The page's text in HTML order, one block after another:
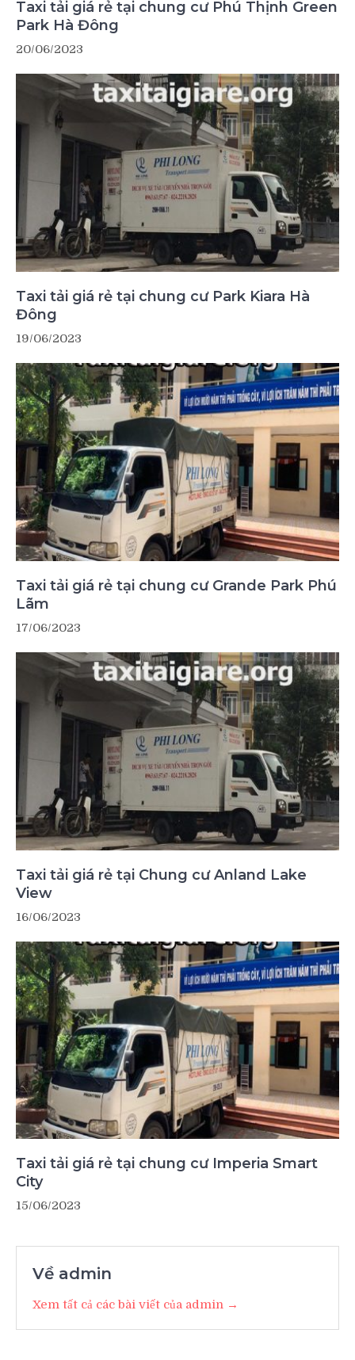
Taxi tải giá rẻ tại chung cư Phú Thịnh Green
Park Hà Đông
20/06/2023
Taxi tải giá rẻ tại chung cư Park Kiara Hà
Đông
19/06/2023
Taxi tải giá rẻ tại chung cư Grande Park Phú
Lãm
17/06/2023
Taxi tải giá rẻ tại Chung cư Anland Lake
View
16/06/2023
Taxi tải giá rẻ tại chung cư Imperia Smart
City
15/06/2023
Về admin
Xem tất cả các bài viết của admin →